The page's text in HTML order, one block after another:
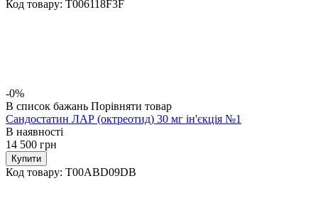
Код товару: T006118F3F
-0%
В список бажань Порівняти товар
Сандостатин ЛАР (октреотид) 30 мг ін'єкція №1
В наявності
14 500 грн
Купити
Код товару: T00ABD09DB